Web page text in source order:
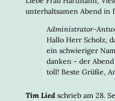
unterhaltsamen Abend in
Administrator-
Hallo Herr Scholz,
ein schwieriger
danken - der
toll! Beste Grüße,
Tim Lied schrieb am 28.